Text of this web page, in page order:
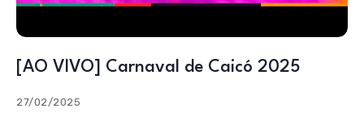
[AO VIVO] Carnaval de Caicó 2025
27/02/2025